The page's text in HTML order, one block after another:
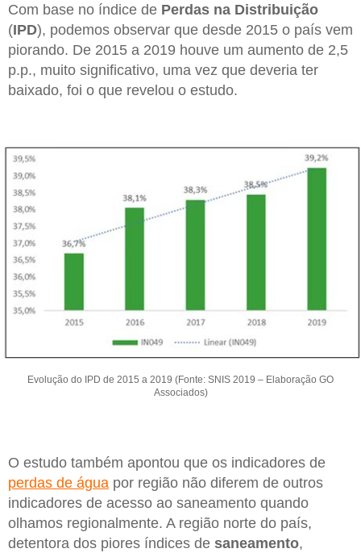
Com base no índice de Perdas na Distribuição
(IPD), podemos observar que desde 2015 o país vem
piorando. De 2015 a 2019 houve um aumento de 2,5
p.p., muito significativo, uma vez que deveria ter
baixado, foi o que revelou o estudo.
Evolução do IPD de 2015 a 2019 (Fonte: SNIS 2019 – Elaboração GO
Associados)
O estudo também apontou que os indicadores de
perdas de água por região não diferem de outros
indicadores de acesso ao saneamento quando
olhamos regionalmente. A região norte do país,
detentora dos piores índices de saneamento,